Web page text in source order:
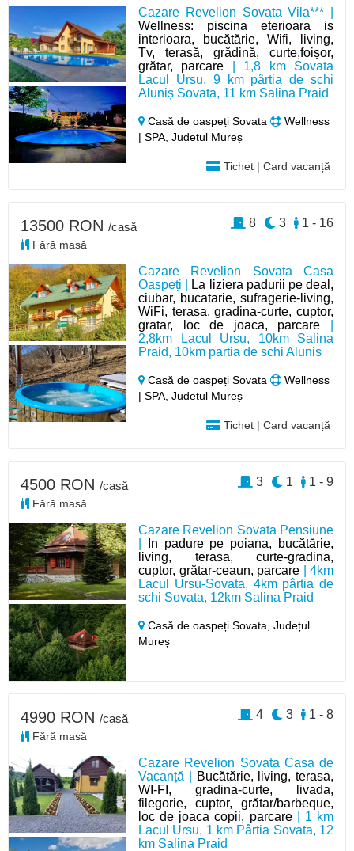
Cazare Revelion Sovata Vila*** |
Wellness: piscina eterioara is
interioara, bucătărie, Wifi, living,
Tv, terasă, grădină, curte,foișor,
grătar, parcare | 1,8 km Sovata
Lacul Ursu, 9 km pârtia de schi
Aluniș Sovata, 11 km Salina Praid
Casă de oaspeți Sovata
Wellness
| SPA, Județul Mureș
Tichet | Card vacanță
Cazare Revelion Sovata Casa
Oaspeți |
La liziera padurii pe deal,
ciubar, bucatarie, sufragerie-living,
WiFi, terasa, gradina-curte, cuptor,
gratar, loc de joaca, parcare
2,8km Lacul Ursu, 10km Salina
Praid, 10km partia de schi Alunis
Casă de oaspeți Sovata
Wellness
| SPA, Județul Mureș
Tichet | Card vacanță
13500 RON /casă
Fără masă
1 - 16
3
8
Cazare Revelion Sovata Pensiune
In padure pe poiana, bucătărie,
living, terasa, curte-gradina,
cuptor, grătar-ceaun, parcare | 4km
Lacul Ursu-Sovata, 4km pârtia de
schi Sovata, 12km Salina Praid
Casă de oaspeți Sovata,Județul
Mureș
4500 RON /casă
Fără masă
1 - 9
1
3
Cazare Revelion Sovata Casa de
Vacanță |
Bucătărie, living, terasa,
WI-FI, gradina-curte, livada,
filegorie, cuptor, grătar/barbeque,
loc de joaca copii, parcare| 1 km
Lacul Ursu, 1 km Pârtia Sovata, 12
km Salina Praid
4990 RON /casă
Fără masă
1 - 8
3
4